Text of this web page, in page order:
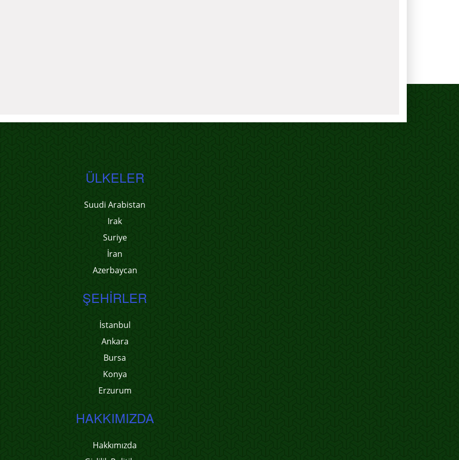
ÜLKELER
Suudi Arabistan
Irak
Suriye
İran
Azerbaycan
ŞEHIRLER
İstanbul
Ankara
Bursa
Konya
Erzurum
HAKKIMIZDA
Hakkımızda